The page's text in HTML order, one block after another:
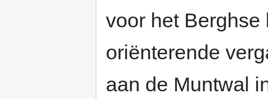
voor het
oriënterende
aan de Muntwal